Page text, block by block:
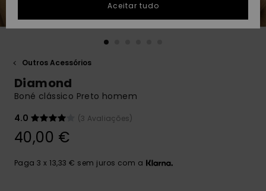
conversa para
obteres a
resposta mais
rápida à tua
respostas
para as
frequentes e o
nosso
PRESENTE
DESEJO
Outros Acessórios
Diamond
Boné clássico Preto homem
4.0
(3 Avaliações)
40,00 €
Paga 3 x 13,33 € sem juros com a
Aceitar tudo